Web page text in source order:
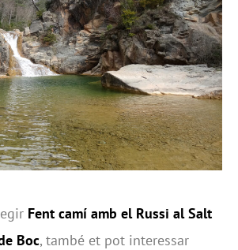
Fent camí amb el Russi al Salt
Boc, també et pot interessar